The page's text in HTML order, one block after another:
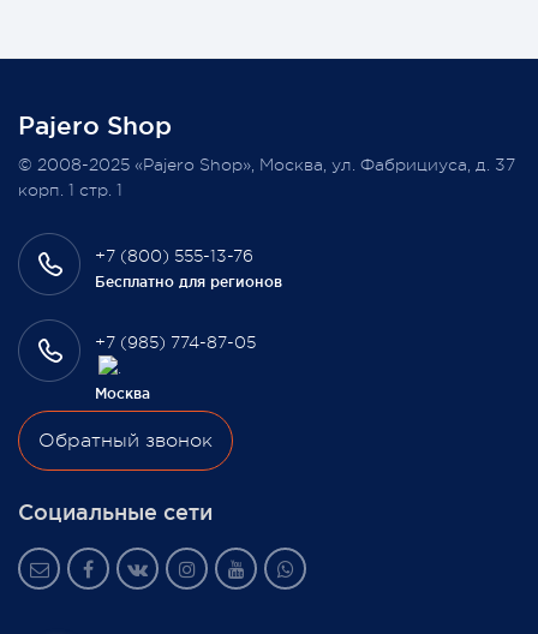
Всегда Ваш, Pajero Shop
3 февраля 2022
Pajero Shop
+7 (800) 555-13-76
Бесплатно для регионов
+7 (985) 774-87-05
Москва
Обратный звонок
Социальные сети
© 2008-2025 «Pajero Shop», Москва, ул. Фабрициуса, д. 37
корп. 1 стр. 1